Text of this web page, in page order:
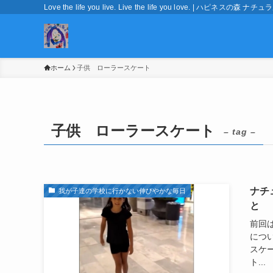
Love the life you live. Live the life you love. | ハピネスの森 ナチュ
ホーム 子供 ローラースケート
子供 ローラースケート – tag –
我が子達の学校に行かない伸びやかな毎日
ナチ
と
前回
につ
スケ
ト...